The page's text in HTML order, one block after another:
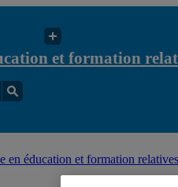
et formation
en éducation et formation